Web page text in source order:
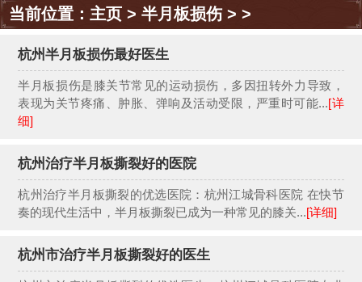
当前位置： 主页 >半月板损伤> >
杭州半月板损伤最好医生
半月板损伤是膝关节常见的运动损伤，多因扭转外力导致，
表现为关节疼痛、肿胀、弹响及活动受限，严重时可能...[详
细]
杭州治疗半月板撕裂好的医院
杭州治疗半月板撕裂的优选医院：杭州江城骨科医院 在快节
奏的现代生活中，半月板撕裂已成为一种常见的膝关...[详细]
杭州市治疗半月板撕裂好的医生